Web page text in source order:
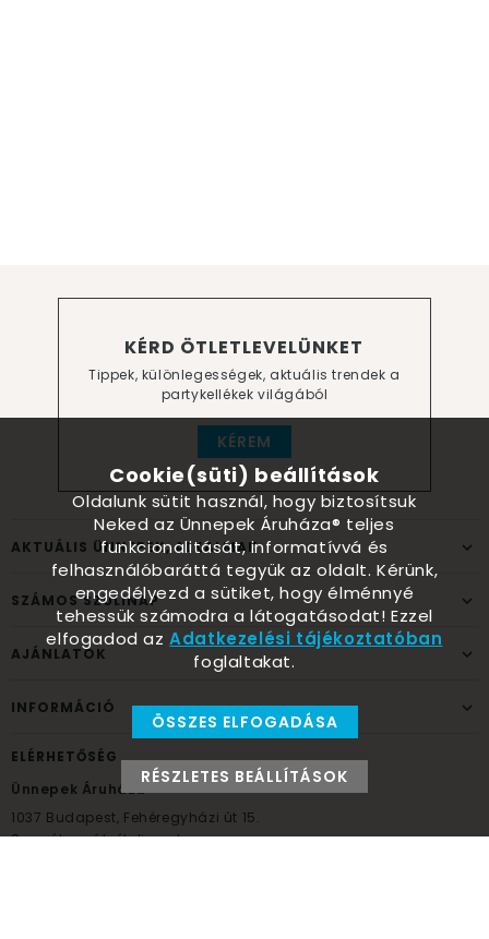
KÉRD ÖTLETLEVELÜNKET
Tippek, különlegességek, aktuális trendek a
partykellékek világából
KÉREM
AKTUÁLIS ÜNNEPEK, ALKALMAK
SZÁMOS SZÜLINAP
AJÁNLATOK
INFORMÁCIÓ
ELÉRHETŐSÉG
Ünnepek Áruháza
1037 Budapest, Fehéregyházi út 15.
Személyes átvételi pont
Cookie(süti) beállítások
Oldalunk sütit használ, hogy biztosítsuk
Neked az Ünnepek Áruháza® teljes
funkcionalitását, informatívvá és
felhasználóbaráttá tegyük az oldalt. Kérünk,
engedélyezd a sütiket, hogy élménnyé
tehessük számodra a látogatásodat! Ezzel
elfogadod azAdatkezelési tájékoztatóban
foglaltakat.
ÖSSZES ELFOGADÁSA
RÉSZLETES BEÁLLÍTÁSOK